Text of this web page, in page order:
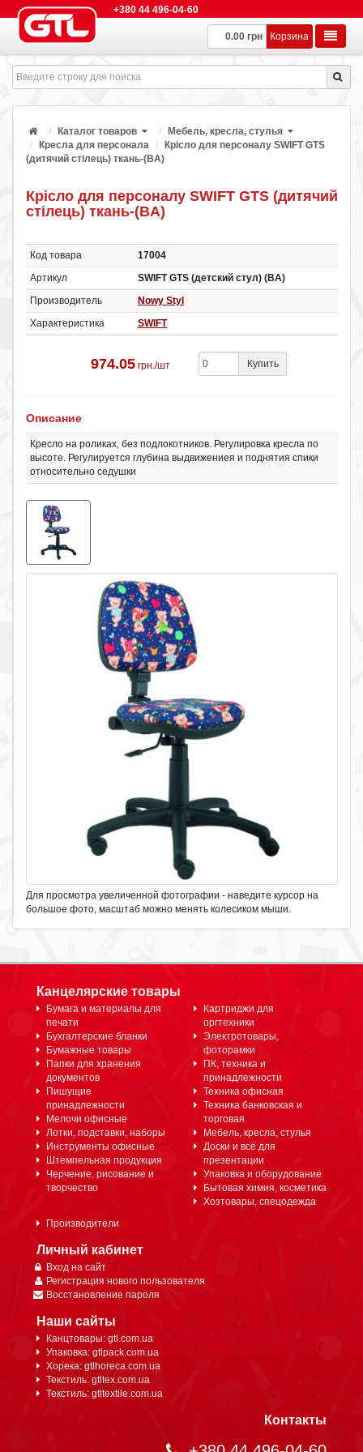
+380 44 496-04-60
0.00 грн Корзина
Каталог товаров
Мебель, кресла, стулья
Кресла для персонала
Крісло для персоналу SWIFT GTS
(дитячий стілець) ткань-(BA)
Крісло для персоналу SWIFT GTS (дитячий
стілець) ткань-(BA)
Код товара
17004
Артикул
SWIFT GTS (детский стул) (BA)
Производитель
Nowy Styl
Характеристика
SWIFT
974.05 грн./шт Купить
Описание
Кресло на роликах, без подлокотников. Регулировка кресла по
высоте. Регулируется глубина выдвижениея и поднятия спики
относительно седушки
Для просмотра увеличенной фотографии - наведите курсор на
большое фото, масштаб можно менять колесиком мыши.
Канцелярские товары
Бумага и материалы для
печати
Бухгалтерские бланки
Бумажные товары
Папки для хранения
документов
Пишущие
принадлежности
Мелочи офисные
Лотки, подставки, наборы
Инструменты офисные
Штемпельная продукция
Черчение, рисование и
творчество
Картриджи для
оргтехники
Электротовары,
фоторамки
ПК, техника и
принадлежности
Техника офисная
Техника банковская и
торговая
Мебель, кресла, стулья
Доски и всё для
презентации
Упаковка и оборудование
Бытовая химия, косметика
Хозтовары, спецодежда
Производители
Личный кабинет
Вход на сайт
Регистрация нового пользователя
Восстановление пароля
Наши сайты
Канцтовары: gtl.com.ua
Упаковка: gtlpack.com.ua
Хорека: gtlhoreca.com.ua
Текстиль: gtltex.com.ua
Текстиль: gtltextile.com.ua
Контакты